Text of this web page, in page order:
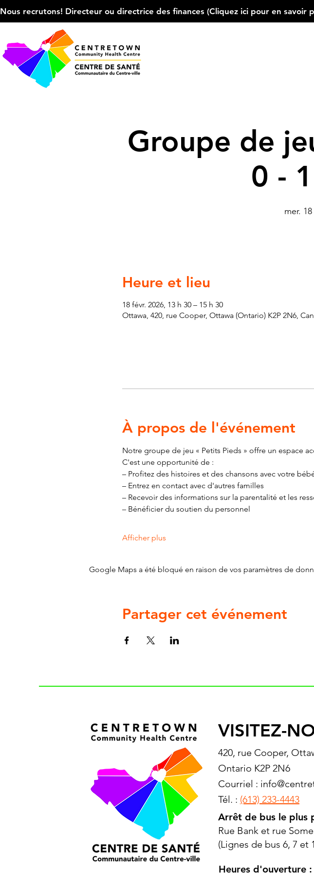
Nous recrutons! Directeur ou directrice des finances (Cliquez ici pour en
Groupe de
0 -
mer. 18
Heure et lieu
18 févr. 2026, 13 h 30 – 15 h 30
Ottawa, 420, rue Cooper, Ottawa (Ontario) K2P 2N6,
À propos de l'événement
Notre groupe de jeu « Petits Pieds » offre un espace
C'est une opportunité de :
– Profitez des histoires et des chansons avec votre
– Entrez en contact avec d'autres familles
– Recevoir des informations sur la parentalité et les
– Bénéficier du soutien du personnel
Afficher plus
Google Maps a été bloqué en raison de vos paramètres de
Partager cet événement
VISITEZ-
420, rue Cooper,
Ontario K2P 2N6
Courriel :
Tél. : (613) 233-4443
Arrêt de bus le plus
Rue Bank et rue
(Lignes de bus 6, 7 et
Heures d'ouverture :